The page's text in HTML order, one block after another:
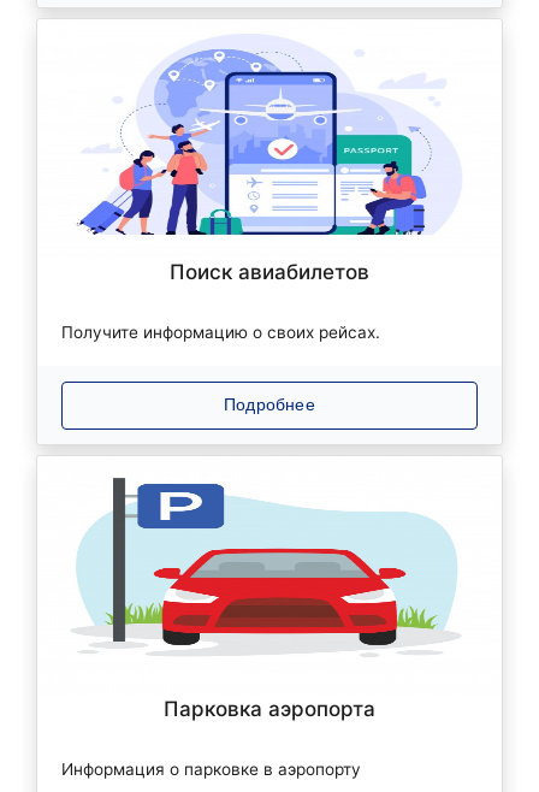
Поиск авиабилетов
Получите информацию о своих рейсах.
Подробнее
Парковка аэропорта
Информация о парковке в аэропорту